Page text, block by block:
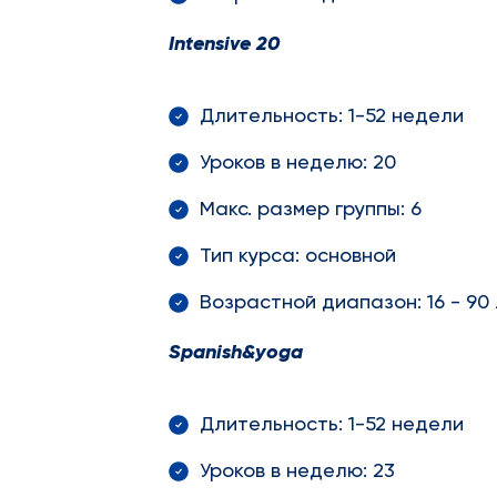
Intensive 20
Длительность: 1-52 недели
Уроков в неделю: 20
Макс. размер группы: 6
Тип курса: основной
Возрастной диапазон: 16 - 90
Spanish&yoga
Длительность: 1-52 недели
Уроков в неделю: 23